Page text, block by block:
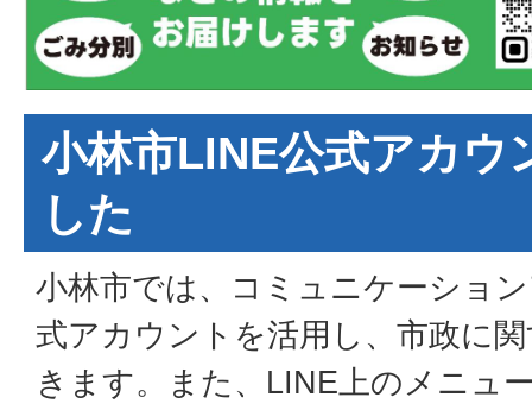
小林市LINE公式アカウ
した
小林市では、コミュニケーショ
式アカウントを活用し、市政に
きます。また、LINE上のメニュ